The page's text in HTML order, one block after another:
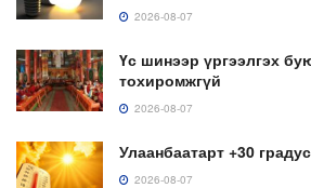
2026-08-07
Үс шинээр үргээлгэх
тохиромжгүй
2026-08-07
Улаанбаатарт +30
2026-08-07